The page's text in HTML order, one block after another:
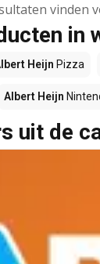
vinden
in
Heijn Pizza
Albert Heijn
uit de